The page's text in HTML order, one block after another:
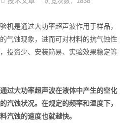
是通过大功率超声波作用于样品，
气蚀现象，进而可对材料的抗气蚀性
投资少、安装简易、实验效果稳定等
过大功率超声波在液体中产生的空化
汽蚀状况。在规定的频率和温度下，
汽蚀的速度也就越快。